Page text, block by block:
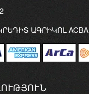
ԱԳՐԻԿՈԼ ACBA